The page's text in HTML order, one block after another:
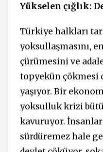
Yükselen çığlık:
Türkiye halkları
yoksullaşmasını,
çürümesini ve
topyekün çökmesi
yaşıyor. Bir
yoksulluk krizi
kavuruyor.
sürdüremez hale